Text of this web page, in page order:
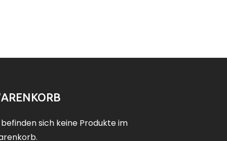
befinden sich keine Produkte im